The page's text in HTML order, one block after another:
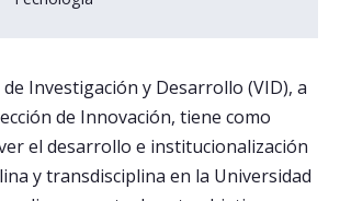
Investigación y Desarrollo (VID), a
de Innovación, tiene como
el desarrollo e institucionalización
y transdisciplina en la Universidad